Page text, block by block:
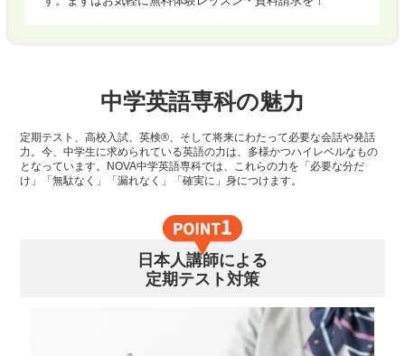
中学英語専科の魅力
定期テスト、高校入試、英検®、そして将来にわたって必要な会話や発話
力。今、中学生に求められている英語の力は、多様かつハイレベルなもの
となっています。NOVA中学英語専科では、これらの力を「必要な分だ
け」「無駄なく」「漏れなく」「確実に」身につけます。
日本人講師による
定期テスト対策